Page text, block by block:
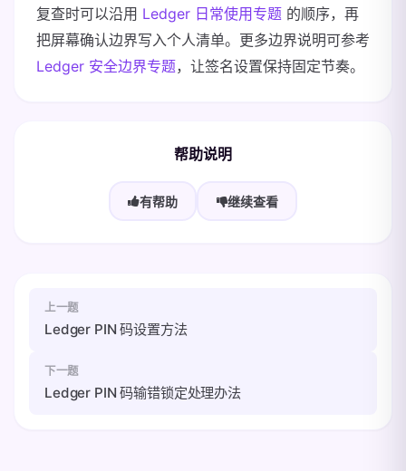
复查时可以沿用 Ledger 日常使用专题 的顺序，再
把屏幕确认边界写入个人清单。更多边界说明可参考
Ledger 安全边界专题，让签名设置保持固定节奏。
帮助说明
有帮助 继续查看
上一题
Ledger PIN 码设置方法
下一题
Ledger PIN 码输错锁定处理办法